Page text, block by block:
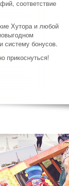
соответствие
Хутора и любой
систему бонусов.
прикоснуться!